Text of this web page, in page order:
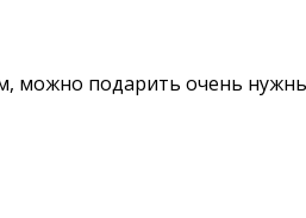
подарить очень